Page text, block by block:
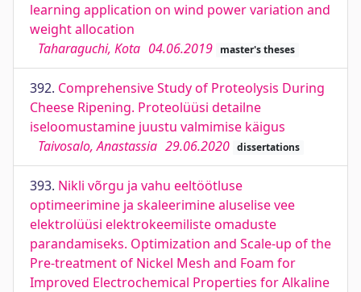
learning application on wind power variation and
weight allocation
Taharaguchi, Kota 04.06.2019 master's theses
392. Comprehensive Study of Proteolysis During
Cheese Ripening. Proteolüüsi detailne
iseloomustamine juustu valmimise käigus
Taivosalo, Anastassia 29.06.2020 dissertations
393. Nikli võrgu ja vahu eeltöötluse
optimeerimine ja skaleerimine aluselise vee
elektrolüüsi elektrokeemiliste omaduste
parandamiseks. Optimization and Scale-up of the
Pre-treatment of Nickel Mesh and Foam for
Improved Electrochemical Properties for Alkaline